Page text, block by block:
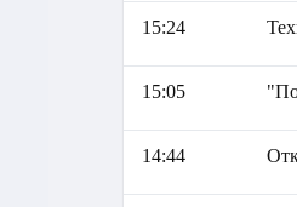
15:24
15:05
14:44